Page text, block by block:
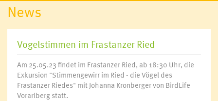
News
Vogelstimmen im Frastanzer Ried
Am 25.05.23 findet im Frastanzer Ried, ab 18:30 Uhr, die
Exkursion "Stimmengewirr im Ried - die Vögel des
Frastanzer Riedes" mit Johanna Kronberger von BirdLife
Vorarlberg statt.